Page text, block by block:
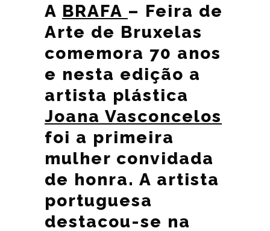
A BRAFA – Feira de
Arte de Bruxelas
comemora 70 anos
e nesta edição a
artista plástica
Joana Vasconcelos
foi a primeira
mulher convidada
de honra. A artista
portuguesa
destacou-se na